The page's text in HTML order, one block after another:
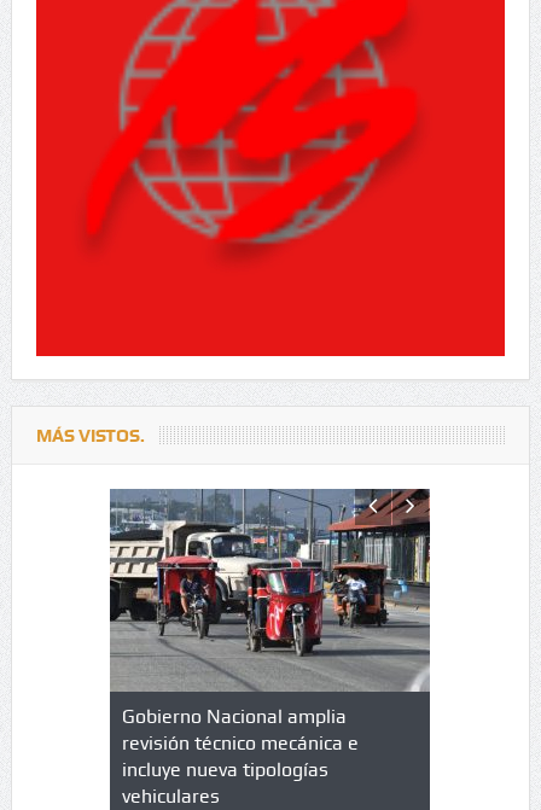
MÁS VISTOS.
en
Gobierno Nacional amplia
revisión técnico mecánica e
incluye nueva tipologías
vehiculares
cuáles